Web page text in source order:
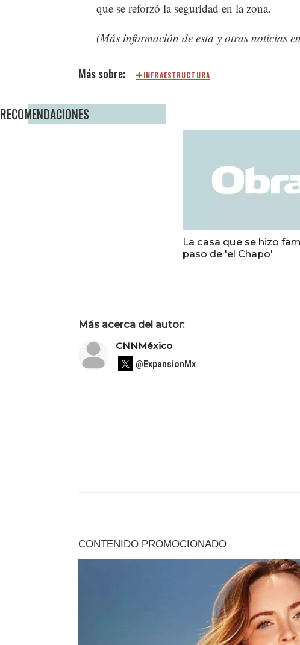
que se reforzó la seguridad en la zona.
(Más información de esta y otras noticias en
INFRAESTRUCTURA
RECOMENDACIONES
La casa que se hizo
paso de 'el Chapo'
Más acerca del autor:
CNNMéxico
@ExpansionMx